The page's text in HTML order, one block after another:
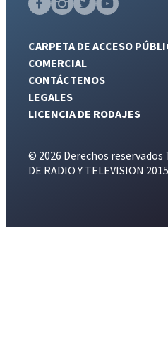
CARPETA DE ACCESO
COMERCIAL
CONTÁCTENOS
LEGALES
LICENCIA DE RODAJES
© 2026 Derechos reservados
DE RADIO Y TELEVISION 2015